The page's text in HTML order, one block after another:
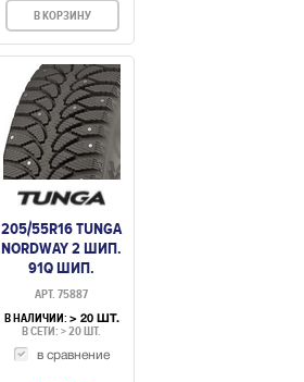
В КОРЗИНУ
205/55R16 TUNGA
NORDWAY 2 ШИП.
91Q ШИП.
АРТ. 75887
В НАЛИЧИИ: > 20 ШТ.
В СЕТИ: > 20 ШТ.
в сравнение